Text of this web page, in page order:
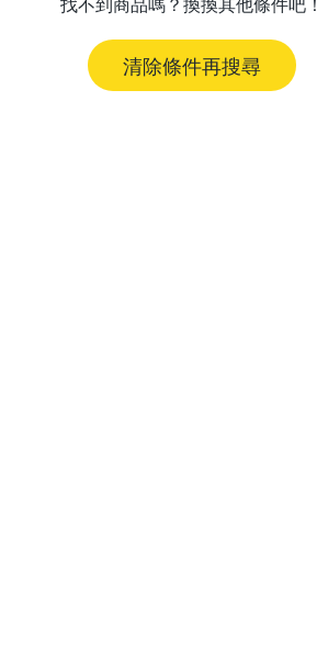
清除條件再搜尋